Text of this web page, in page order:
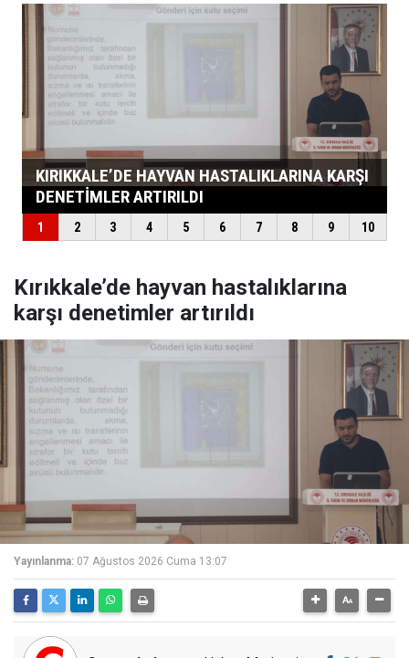
Kırıkkale’de hayvan hastalıklarına
karşı denetimler artırıldı
Yayınlanma: 07 Ağustos 2026 Cuma 13:07